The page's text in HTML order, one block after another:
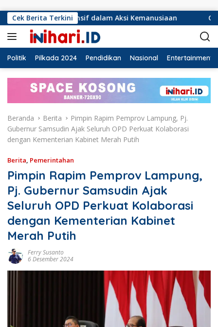
Cek Berita Terkini
Responsif dalam Aksi Kemanusiaan Ormas Laskar
Politik Pilkada 2024 Pendidikan Nasional Entertainment
Beranda Berita
Pimpin Rapim Pemprov Lampung, Pj.
Gubernur Samsudin Ajak Seluruh OPD Perkuat Kolaborasi
dengan Kementerian Kabinet Merah Putih
Berita, Pemerintahan
Pimpin Rapim Pemprov Lampung,
Pj. Gubernur Samsudin Ajak
Seluruh OPD Perkuat Kolaborasi
dengan Kementerian Kabinet
Merah Putih
Ferry Susanto
6 Desember 2024